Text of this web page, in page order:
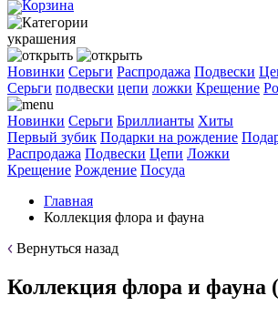
украшения
Новинки Серьги Распродажа Подвески
Cерьги подвески цепи ложки Крещение
Новинки Серьги Бриллианты Хиты
Первый зубик Подарки на рождение
Распродажа Подвески Цепи Ложки
Крещение Рождение Посуда
Главная
Коллекция флора и фауна
Вернуться назад
Коллекция флора и